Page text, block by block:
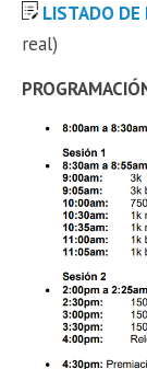
LISTADO DE
real)